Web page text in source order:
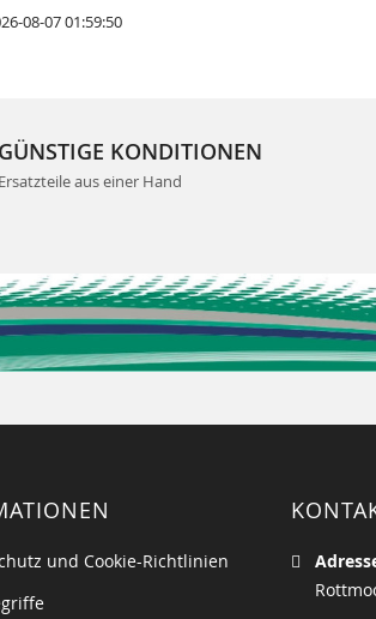
08-07 01:59:50
GÜNSTIGE KONDITIONEN
Ersatzteile aus einer Hand
und Cookie-Richtlinien